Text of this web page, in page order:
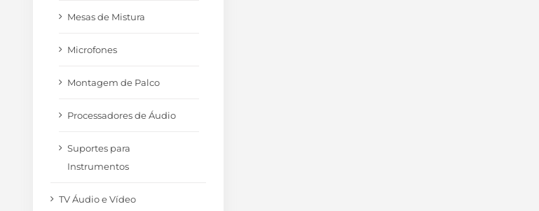
Mesas de Mistura
Microfones
Montagem de Palco
Processadores de Áudio
Suportes para
Instrumentos
TV Áudio e Vídeo